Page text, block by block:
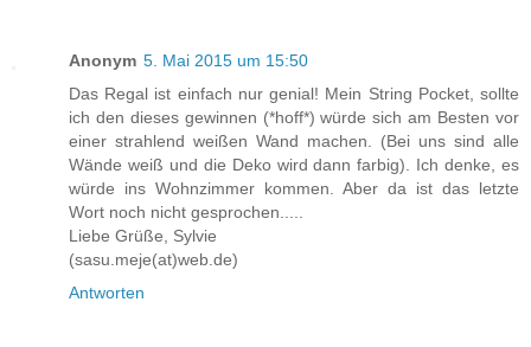
Anonym 5. Mai 2015 um 15:50
Das Regal ist einfach nur genial! Mein String Pocket, sollte
ich den dieses gewinnen (*hoff*) würde sich am Besten vor
einer strahlend weißen Wand machen. (Bei uns sind alle
Wände weiß und die Deko wird dann farbig). Ich denke, es
würde ins Wohnzimmer kommen. Aber da ist das letzte
Wort noch nicht gesprochen.....
Liebe Grüße, Sylvie
(sasu.meje(at)web.de)
Antworten